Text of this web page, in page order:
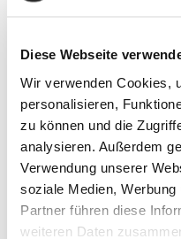
Diese Webseite
Wir verwenden Cookies,
personalisieren,
zu können und die
analysieren. Außerdem
Verwendung unserer
soziale Medien,
Partner führen diese
weiteren Daten
- Zwei Außentaschen
- Front-Tasche mit
- Eine Schlaufe
Fundstücken wie
- Kinderfreundliche
öffnen und schließen.
- Ein Namensschild im
persönliche
- Die ideale Tasche für
komfortabel und perfekt